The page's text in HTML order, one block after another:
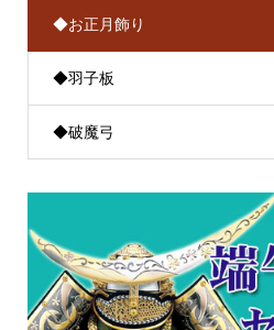
◆お正月飾り
◆羽子板
◆破魔弓